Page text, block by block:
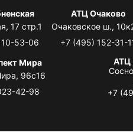
17 стр.1
53-06
АТЦ Очаково
Очаковское ш.,
+7 (495) 152-31-
Мира
96с16
42-98
АТЦ
+7